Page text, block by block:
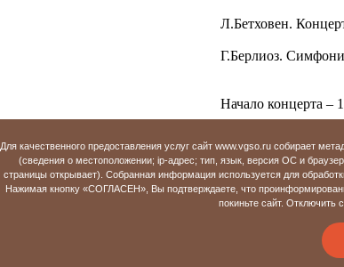
Л.Бетховен.
Г.Берлиоз.
Начало концерта –
Билеты можно
Московская, 28
Для качественного предоставления услуг сайт www.vgso.ru собирает
(сведения о местоположении; ip-адрес; тип, язык, версия ОС и
страницы открывает). Собранная информация используется для
Нажимая кнопку «СОГЛАСЕН», Вы подтверждаете, что
покиньте сайт. Отключить